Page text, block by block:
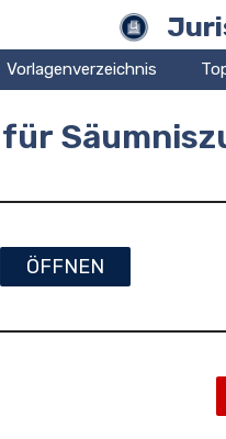
Vorlagenverzeichnis
ÖFFNEN